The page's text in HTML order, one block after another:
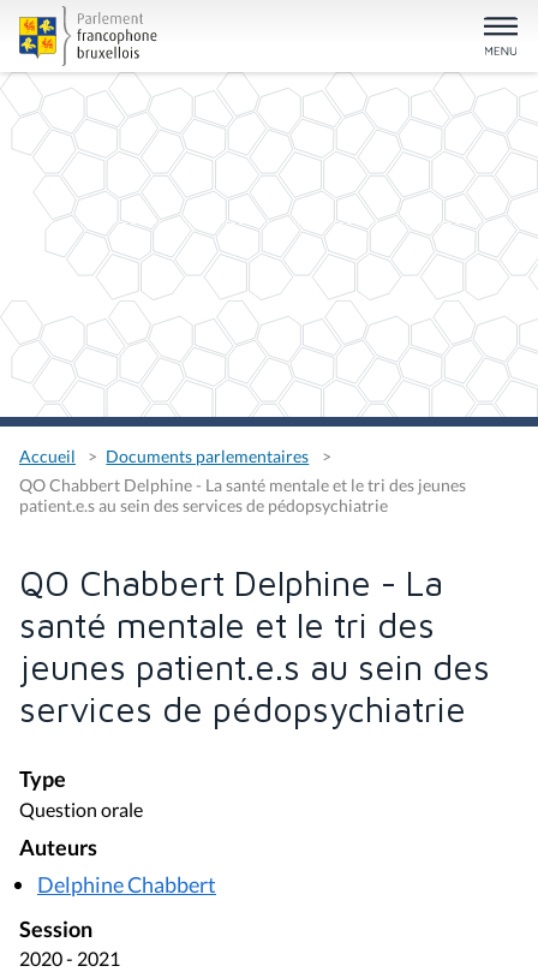
Accueil
Documents parlementaires
QO Chabbert Delphine - La santé mentale et le tri des jeunes
patient.e.s au sein des services de pédopsychiatrie
QO Chabbert Delphine - La
santé mentale et le tri des
jeunes patient.e.s au sein des
services de pédopsychiatrie
Type
Question orale
Auteurs
Delphine Chabbert
Session
2020 - 2021